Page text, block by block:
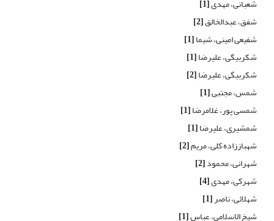
شعبانی، مهدی[1]
شفق، عبدالخالق[2]
شفیعی امینی، شیما[1]
شکربیگی، علیرضا[1]
شکربیگی، علیرضا[2]
شمس، مجتبی[1]
شمسی پور، غلامرضا[1]
شمشیری، علیرضا[1]
شهباززاده کلی، مریم[2]
شهرانی، محمود[2]
شهرکی، مهدی[4]
شهلائی، ناصر[1]
شیخ الاسلامی، عباس[1]